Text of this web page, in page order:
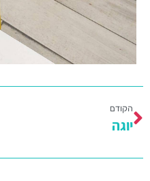
הקודם
יוגה